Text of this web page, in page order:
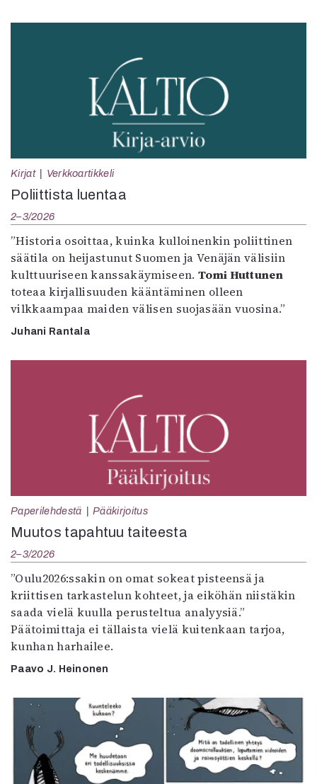
Kirjat Verkkoartikkeli
Poliittista luentaa
2–3/2026
”Historia osoittaa, kuinka kulloinenkin poliittinen
säätila on heijastunut Suomen ja Venäjän välisiin
kulttuuriseen kanssakäymiseen. Tomi Huttunen
toteaa kirjallisuuden kääntäminen olleen
vilkkaampaa maiden välisen suojasään vuosina.”
Juhani Rantala
Paperilehdestä Pääkirjoitus
Muutos tapahtuu taiteesta
2–3/2026
”Oulu2026:ssakin on omat sokeat pisteensä ja
kriittisen tarkastelun kohteet, ja eiköhän niistäkin
saada vielä kuulla perusteltua analyysiä.”
Päätoimittaja ei tällaista vielä kuitenkaan tarjoa,
kunhan harhailee.
Paavo J. Heinonen